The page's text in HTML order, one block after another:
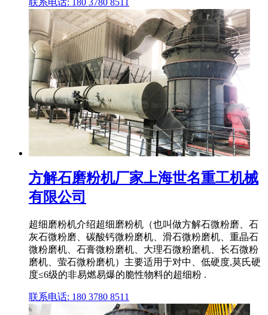
方解石磨粉机厂家上海世名重工机械
有限公司
超细磨粉机介绍超细磨粉机（也叫做方解石微粉磨、石
灰石微粉磨、碳酸钙微粉磨机、滑石微粉磨机、重晶石
微粉磨机、石膏微粉磨机、大理石微粉磨机、长石微粉
磨机、萤石微粉磨机）主要适用于对中、低硬度,莫氏硬
度≤6级的非易燃易爆的脆性物料的超细粉 .
联系电话: 180 3780 8511